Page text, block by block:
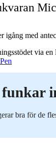
igång med
via
bra för de